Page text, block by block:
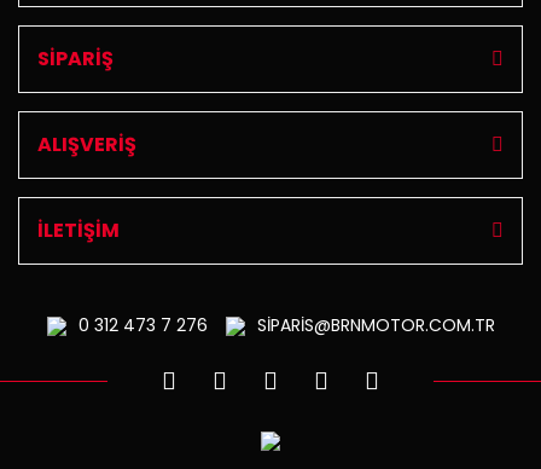
SİPARİŞ
ALIŞVERİŞ
İLETİŞİM
0 312473 7 276 SİPARİS@BRNMOTOR.COM.TR